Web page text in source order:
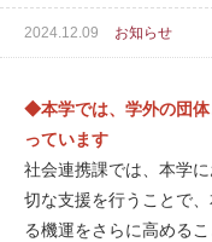
2024.12.09 お知らせ
◆本学では、学外の団
っています
社会連携課では、本学
切な支援を行うことで
る機運をさらに高める